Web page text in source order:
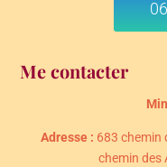
Me contacter
Adresse : 683 chemin
chemin des